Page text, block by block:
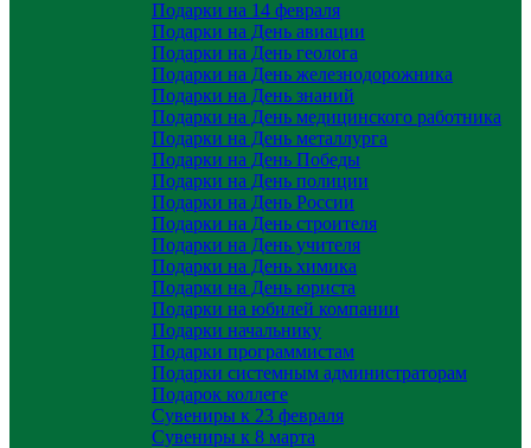
Подарки на 14 февраля
Подарки на День авиации
Подарки на День геолога
Подарки на День железнодорожника
Подарки на День знаний
Подарки на День медицинского работника
Подарки на День металлурга
Подарки на День Победы
Подарки на День полиции
Подарки на День России
Подарки на День строителя
Подарки на День учителя
Подарки на День химика
Подарки на День юриста
Подарки на юбилей компании
Подарки начальнику
Подарки программистам
Подарки системным администраторам
Подарок коллеге
Сувениры к 23 февраля
Сувениры к 8 марта